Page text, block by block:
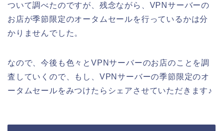
ついて調べたのですが、残念ながら、VPNサーバーの
お店が季節限定のオータムセールを行っているかは分
かりませんでした。
なので、今後も色々とVPNサーバーのお店のことを調
査していくので、もし、VPNサーバーの季節限定のオ
ータムセールをみつけたらシェアさせていただきます♪